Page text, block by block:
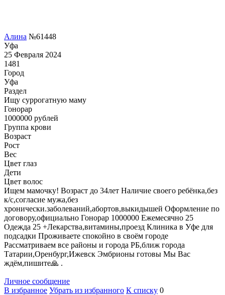
Алина №61448
Уфа
25 Февраля 2024
1481
Город
Уфа
Раздел
Ищу суррогатную маму
Гонoрар
1000000 рублей
Группа крови
Возраст
Рост
Вес
Цвет глаз
Дети
Цвет волос
Ищем мамочку! Возраст до 34лет Наличие своего ребёнка,без
к/с,согласие мужа,без
хронически.заболеваний,абортов,выкидышей Оформление по
договору,официально Гонорар 1000000 Ежемесячно 25
Одежда 25 +Лекарства,витамины,проезд Клиника в Уфе для
подсадки Проживаете спокойно в своём городе
Рассматриваем все районы и города РБ,ближ города
Татарии,Оренбург,Ижевск Эмбрионы готовы Мы Вас
ждём,пишите🙏 .
Личное сообщение
В избранное Убрать из избранного К списку 0